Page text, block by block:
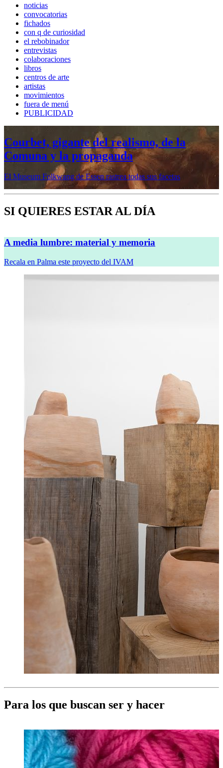
noticias
convocatorias
fichados
con q de curiosidad
el rebobinador
entrevistas
colaboraciones
libros
centros de arte
artistas
movimientos
fuera de menú
PUBLICIDAD
Mujeres prerrafaelitas, psiquiatría en la
vanguardia, Minor White o Dana
Lixenberg, en otoño en la Fundación
MAPFRE
Veremos cinco muestras en sus sedes de Madrid y Barcelona
SI QUIERES ESTAR AL DÍA
A media lumbre: material y memoria
Para los que buscan ser y hacer